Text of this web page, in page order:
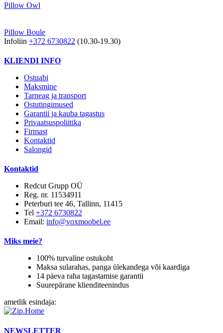
Pillow Owl
Pillow Boule
Infoliin +372 6730822 (10.30-19.30)
KLIENDI INFO
Ostuabi
Maksmine
Tarneag ja transport
Ostutingimused
Garantii ja kauba tagastus
Privaatsuspoliitika
Firmast
Kontaktid
Salongid
Kontaktid
Redcut Grupp OÜ
Reg. nr. 11534911
Peterburi tee 46, Tallinn, 11415
Tel +372 6730822
Email: info@voxmoobel.ee
Miks meie?
100% turvaline ostukoht
Maksa sularahas, panga ülekandega või kaardiga
14 päeva raha tagastamise garantii
Suurepärane klienditeenindus
ametlik esindaja:
NEWSLETTER